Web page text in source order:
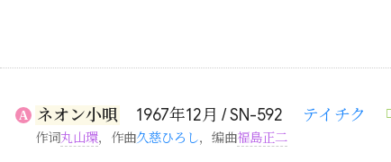
A ネオン小唄 1967年12月 / SN-592 テイチク
作词丸山環，作曲久慈ひろし，编曲福島正二